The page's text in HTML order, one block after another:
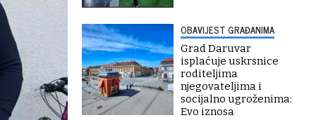
OBAVIJEST GRAĐANIMA
Grad Daruvar
isplaćuje uskrsnice
roditeljima
njegovateljima i
socijalno ugroženima:
Evo iznosa